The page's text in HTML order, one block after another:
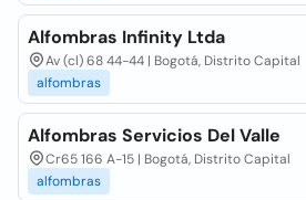
Alfombras Infinity Ltda
Av (cl) 68 44-44 | Bogotá, Distrito Capital
alfombras
Alfombras Servicios Del Valle
Cr65 166 A-15 | Bogotá, Distrito Capital
alfombras